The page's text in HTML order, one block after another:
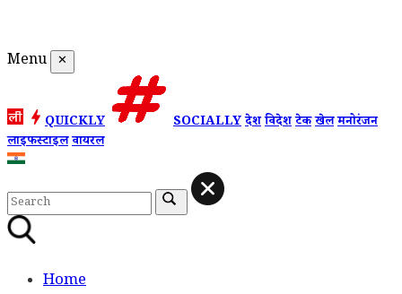
Menu ✕
QUICKLY SOCIALLYदेशविदेशटेकखेलमनोरंजन
लाइफस्टाइलवायरल
Home